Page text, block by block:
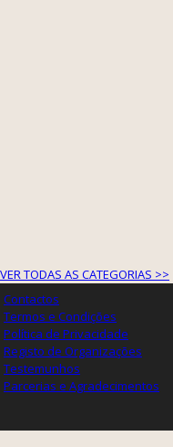
VER TODAS AS CATEGORIAS >>
Contactos
Termos e Condições
Política de Privacidade
Registo de Organizações
Testemunhos
Parcerias e Agradecimentos